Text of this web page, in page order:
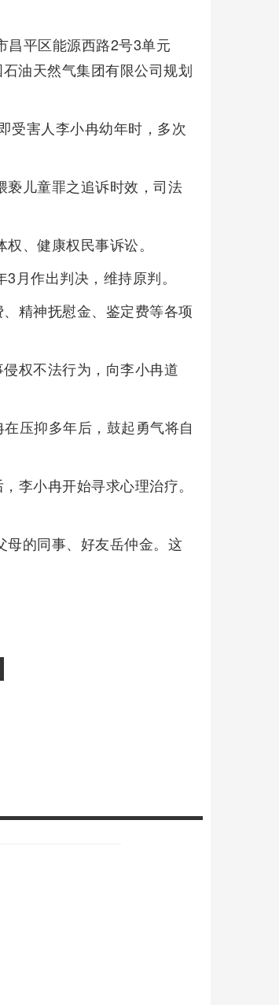
昌平区能源西路2号3单元
油天然气集团有限公司规划
受害人李小冉幼年时，多次
亵儿童罪之追诉时效，司法
、健康权民事诉讼。
月作出判决，维持原判。
精神抚慰金、鉴定费等各项
权不法行为，向李小冉道
压抑多年后，鼓起勇气将自
李小冉开始寻求心理治疗。
母的同事、好友岳仲金。这